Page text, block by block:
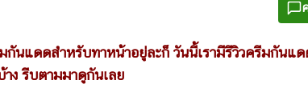
นแดดสำหรับทาหน้าอยู่ละก็ วันนี้เรามีรีวิวครีมกันแ
ง รีบตามมาดูกันเลย